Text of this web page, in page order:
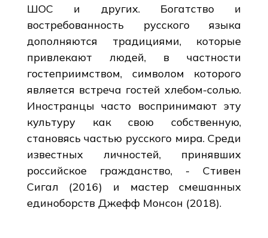
ШОС и других. Богатство и
востребованность русского языка
дополняются традициями, которые
привлекают людей, в частности
гостеприимством, символом которого
является встреча гостей хлебом-солью.
Иностранцы часто воспринимают эту
культуру как свою собственную,
становясь частью русского мира. Среди
известных личностей, принявших
российское гражданство, - Стивен
Сигал (2016) и мастер смешанных
единоборств Джефф Монсон (2018).